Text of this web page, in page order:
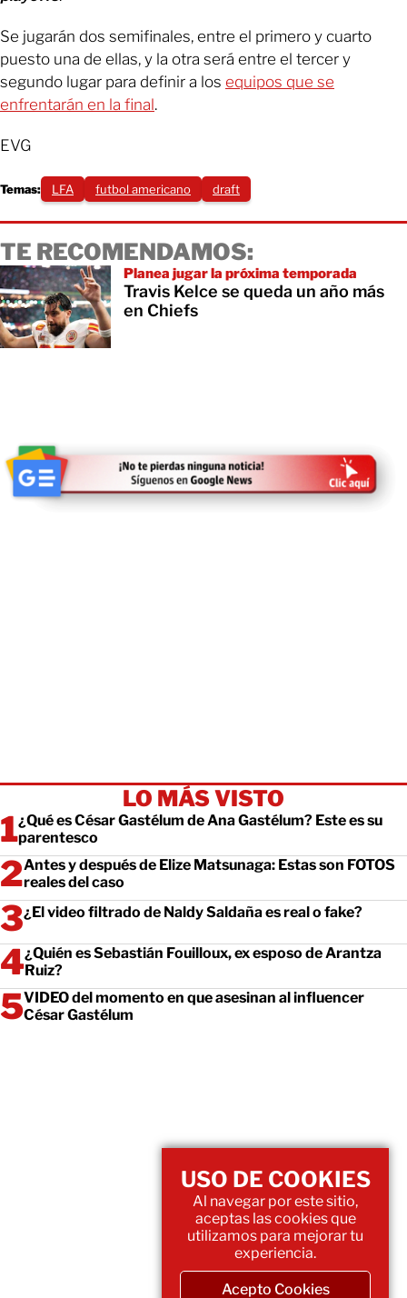
Se jugarán dos semifinales, entre el primero y cuarto
puesto una de ellas, y la otra será entre el tercer y
segundo lugar para definir a los equipos que se
enfrentarán en la final.
EVG
Temas: LFA futbol americano draft
TE RECOMENDAMOS:
Planea jugar la próxima temporada
Travis Kelce se queda un año más
en Chiefs
LO MÁS VISTO
¿Qué es César Gastélum de Ana Gastélum? Este es su
parentesco
Antes y después de Elize Matsunaga: Estas son FOTOS
reales del caso
¿El video filtrado de Naldy Saldaña es real o fake?
¿Quién es Sebastián Fouilloux, ex esposo de Arantza
Ruiz?
VIDEO del momento en que asesinan al influencer
César Gastélum
USO DE COOKIES
Al navegar por este sitio,
aceptas las cookies que
utilizamos para mejorar tu
experiencia.
Acepto Cookies